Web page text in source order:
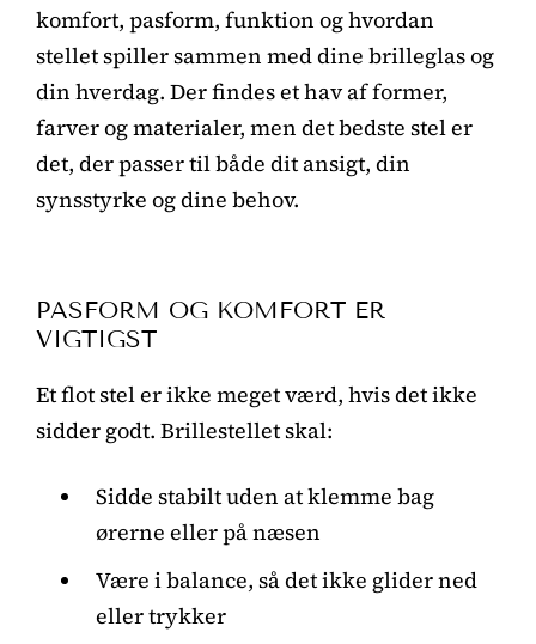
komfort, pasform, funktion og hvordan
stellet spiller sammen med dine brilleglas og
din hverdag. Der findes et hav af former,
farver og materialer, men det bedste stel er
det, der passer til både dit ansigt, din
synsstyrke og dine behov.
PASFORM OG KOMFORT ER
VIGTIGST
Et flot stel er ikke meget værd, hvis det ikke
sidder godt. Brillestellet skal:
Sidde stabilt uden at klemme bag
ørerne eller på næsen
Være i balance, så det ikke glider ned
eller trykker